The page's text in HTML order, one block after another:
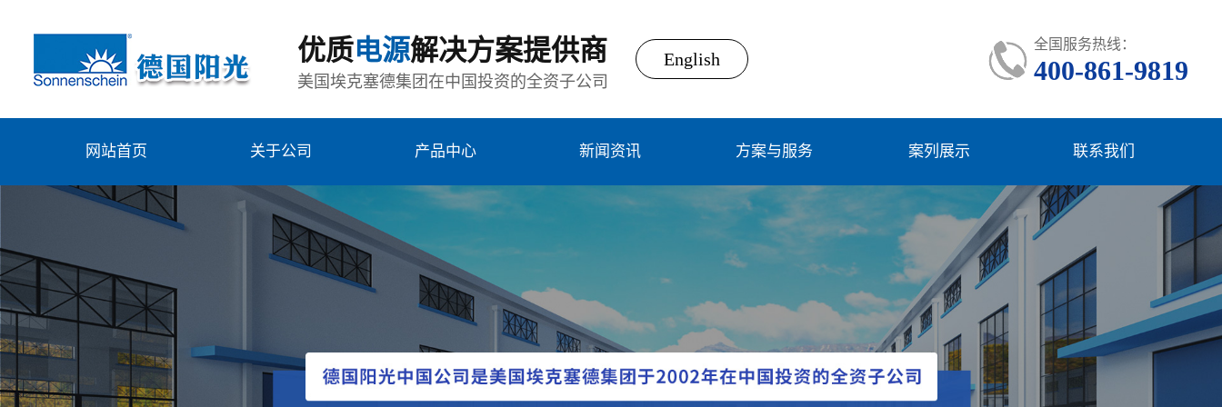
优质电源解决方案提供商
美国埃克塞德集团在中国投资的全资子公司
English
全国服务热线：
400-861-9819
网站首页 关于公司 产品中心 新闻资讯 方案与服务 案列展示 联系我们